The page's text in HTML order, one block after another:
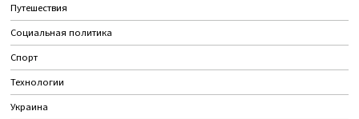
Путешествия
Социальная политика
Спорт
Технологии
Украина